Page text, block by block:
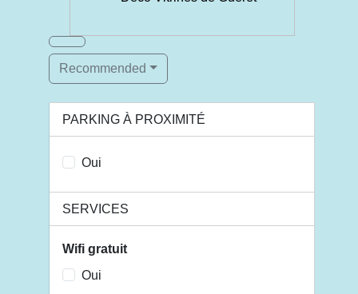
Recommended
PARKING À PROXIMITÉ
Oui
SERVICES
Wifi gratuit
Oui